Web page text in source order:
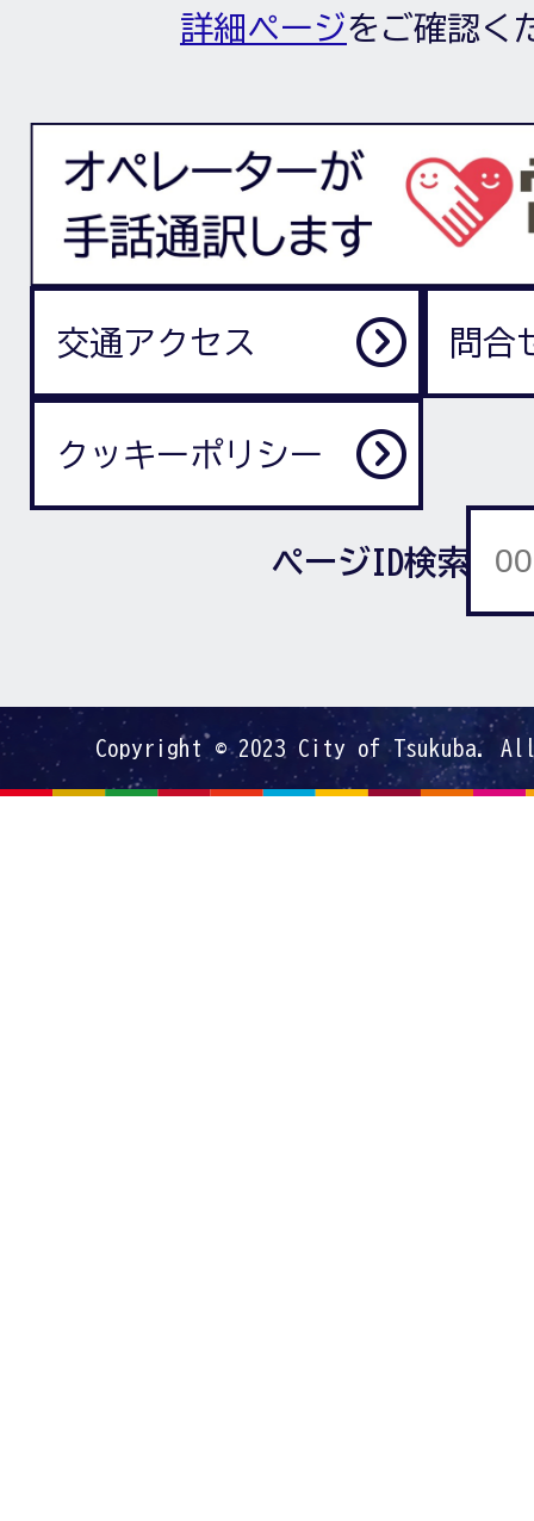
詳細ページをご確認く
交通アクセス 問合
クッキーポリシー
ページID検索
Copyright © 2023 City of Tsukuba.